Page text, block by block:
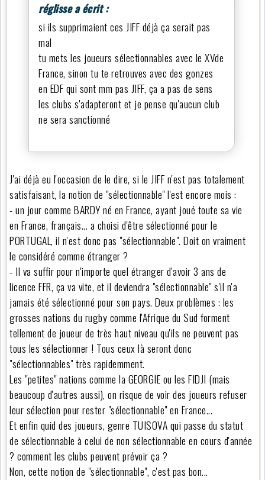
réglisse a écrit :
si ils supprimaient ces JIFF déjà ça serait pas
mal
tu mets les joueurs sélectionnables avec le XVde
France, sinon tu te retrouves avec des gonzes
en EDF qui sont mm pas JIFF, ça a pas de sens
les clubs s'adapteront et je pense qu'aucun club
ne sera sanctionné
J'ai déjà eu l'occasion de le dire, si le JIFF n'est pas totalement
satisfaisant, la notion de "sélectionnable" l'est encore mois :
- un jour comme BARDY né en France, ayant joué toute sa vie
en France, français... a choisi d'être sélectionné pour le
PORTUGAL, il n'est donc pas "sélectionnable". Doit on vraiment
le considéré comme étranger ?
- Il va suffir pour n'importe quel étranger d'avoir 3 ans de
licence FFR, ça va vite, et il deviendra "sélectionnable" s'il n'a
jamais été sélectionné pour son pays. Deux problèmes : les
grosses nations du rugby comme l'Afrique du Sud forment
tellement de joueur de très haut niveau qu'ils ne peuvent pas
tous les sélectionner ! Tous ceux là seront donc
"sélectionnables" très rapidemment.
Les "petites" nations comme la GEORGIE ou les FIDJI (mais
beaucoup d'autres aussi), on risque de voir des joueurs refuser
leur sélection pour rester "sélectionnable" en France...
Et enfin quid des joueurs, genre TUISOVA qui passe du statut
de sélectionnable à celui de non sélectionnable en cours d'année
? comment les clubs peuvent prévoir ça ?
Non, cette notion de "sélectionnable", c'est pas bon...